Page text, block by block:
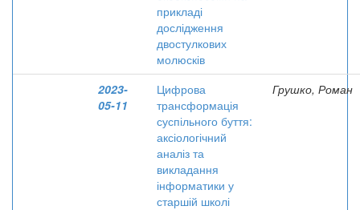
прикладі
дослідження
двостулкових
молюсків
2023-
05-11
Цифрова
трансформація
суспільного буття:
аксіологічний
аналіз та
викладання
інформатики у
старшій школі
Грушко, Роман